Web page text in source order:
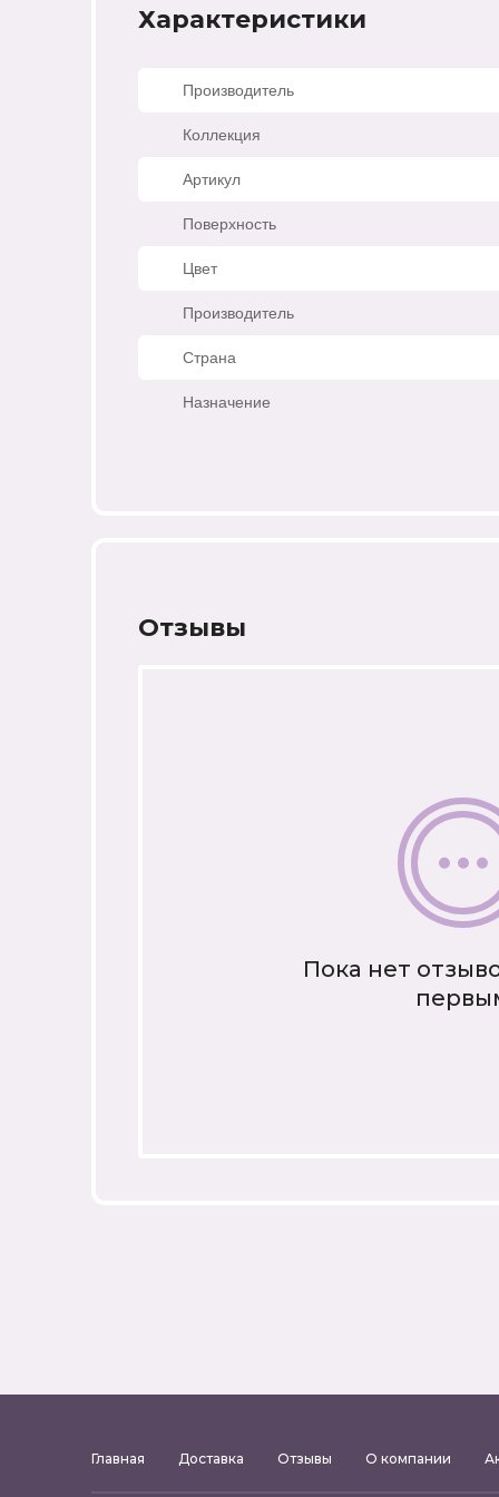
Характеристики
Производитель
Коллекция
Артикул
Поверхность
Цвет
Производитель
Страна
Назначение
Отзывы
Пока нет
Главная Доставка Отзывы О компании